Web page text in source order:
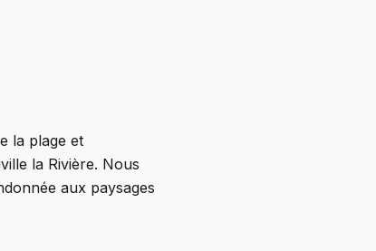
la plage et
la Rivière. Nous
aux paysages